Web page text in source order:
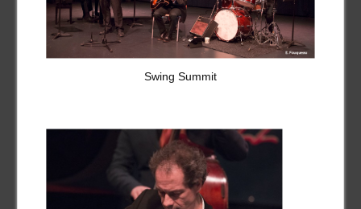
Swing Summit